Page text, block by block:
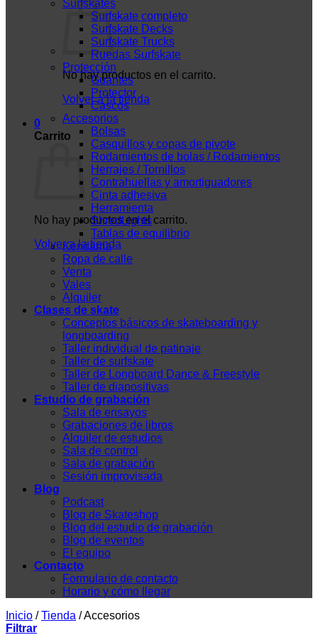
No hay productos en el carrito.
Volver a la tienda
0
Carrito
No hay productos en el carrito.
Volver a la tienda
Surfskates
Surfskate completo
Surfskate Decks
Surfskate Trucks
Ruedas Surfskate
Protección
Guantes
Protector
Cascos
Accesorios
Bolsas
Casquillos y copas de pivote
Rodamientos de bolas / Rodamientos
Herrajes / Tornillos
Contrahuellas y amortiguadores
Cinta adhesiva
Herramienta
ShredLights
Tablas de equilibrio
Kendama
Ropa de calle
Venta
Vales
Alquiler
Clases de skate
Conceptos básicos de skateboarding y
longboarding
Taller individual de patinaje
Taller de surfskate
Taller de Longboard Dance & Freestyle
Taller de diapositivas
Estudio de grabación
Sala de ensayos
Grabaciones de libros
Alquiler de estudios
Sala de control
Sala de grabación
Sesión improvisada
Blog
Podcast
Blog de Skateshop
Blog del estudio de grabación
Blog de eventos
El equipo
Contacto
Formulario de contacto
Horario y cómo llegar
Inicio / Tienda /Accesorios
Filtrar